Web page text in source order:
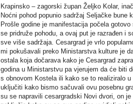
Krapinsko – zagorski župan Željko Kolar,
Noćni pohod popunio sadržaj Seljačke
Prošle godine je manifestacija počela
se pridruže pohodu, a ovaj put je razrađen i
sve više sadržaja. Cesargrad je vrlo
mi pokušavali preko Ministarstva kulture je
ostala koja dočarava kako je Cesargrad
godina u Ministarstvu pa vjerujem da će biti
s obnovom Kostela ili kako se to realiziralo
uključiti kako bismo sačuvali ovu posebnu
su se napravili cesargradski Novi dvori, on